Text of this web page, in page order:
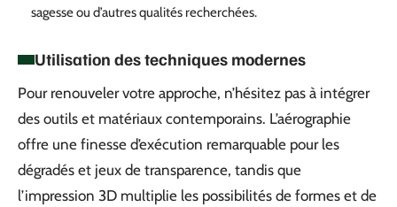
sagesse ou d’autres qualités recherchées.
Utilisation des techniques modernes
Pour renouveler votre approche, n’hésitez pas à intégrer
des outils et matériaux contemporains. L’aérographie
offre une finesse d’exécution remarquable pour les
dégradés et jeux de transparence, tandis que
l’impression 3D multiplie les possibilités de formes et de